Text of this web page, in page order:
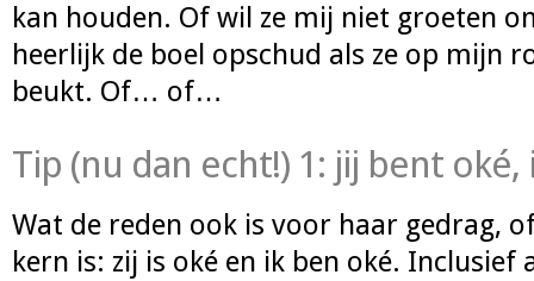
kan houden. Of wil ze mij niet groeten
heerlijk de boel opschud als ze op mijn
beukt. Of… of…
Tip (nu dan echt!) 1: jij bent oké,
Wat de reden ook is voor haar gedrag,
kern is: zij is oké en ik ben oké. Inclusief